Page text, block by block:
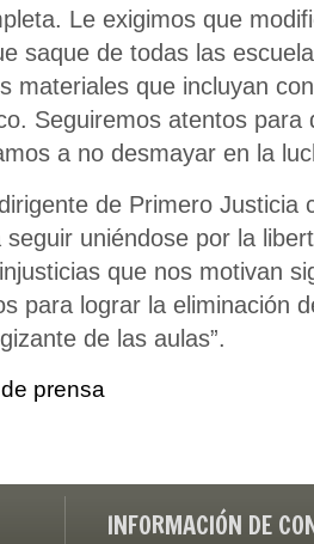
Le exigimos que
saque de todas las
materiales que incluyan
Seguiremos atentos
a no desmayar en la
de Primero Justicia
seguir uniéndose por la
que nos motivan
para lograr la eliminación
de las aulas”.
prensa
INFORMACIÓN DE